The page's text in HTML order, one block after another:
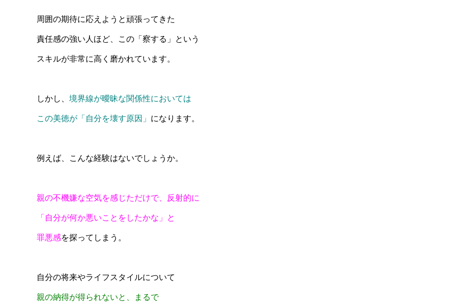
周囲の期待に応えようと頑張ってきた
責任感の強い人ほど、この「察する」という
スキルが非常に高く磨かれています。
しかし、 境界線が曖昧な関係性においては
この美徳が「自分を壊す原因」 になります。
例えば、こんな経験はないでしょうか。
親の不機嫌な空気を感じただけで、反射的に
「自分が何か悪いことをしたかな」と
罪悪感を探ってしまう。
自分の将来やライフスタイルについて
親の納得が得られないと、まるで